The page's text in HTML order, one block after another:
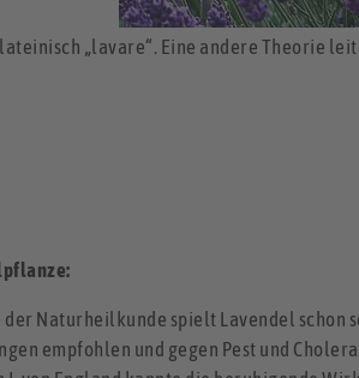
„lavare“. Eine andere Theorie
der Naturheilkunde spielt Lavendel schon
empfohlen und gegen Pest und